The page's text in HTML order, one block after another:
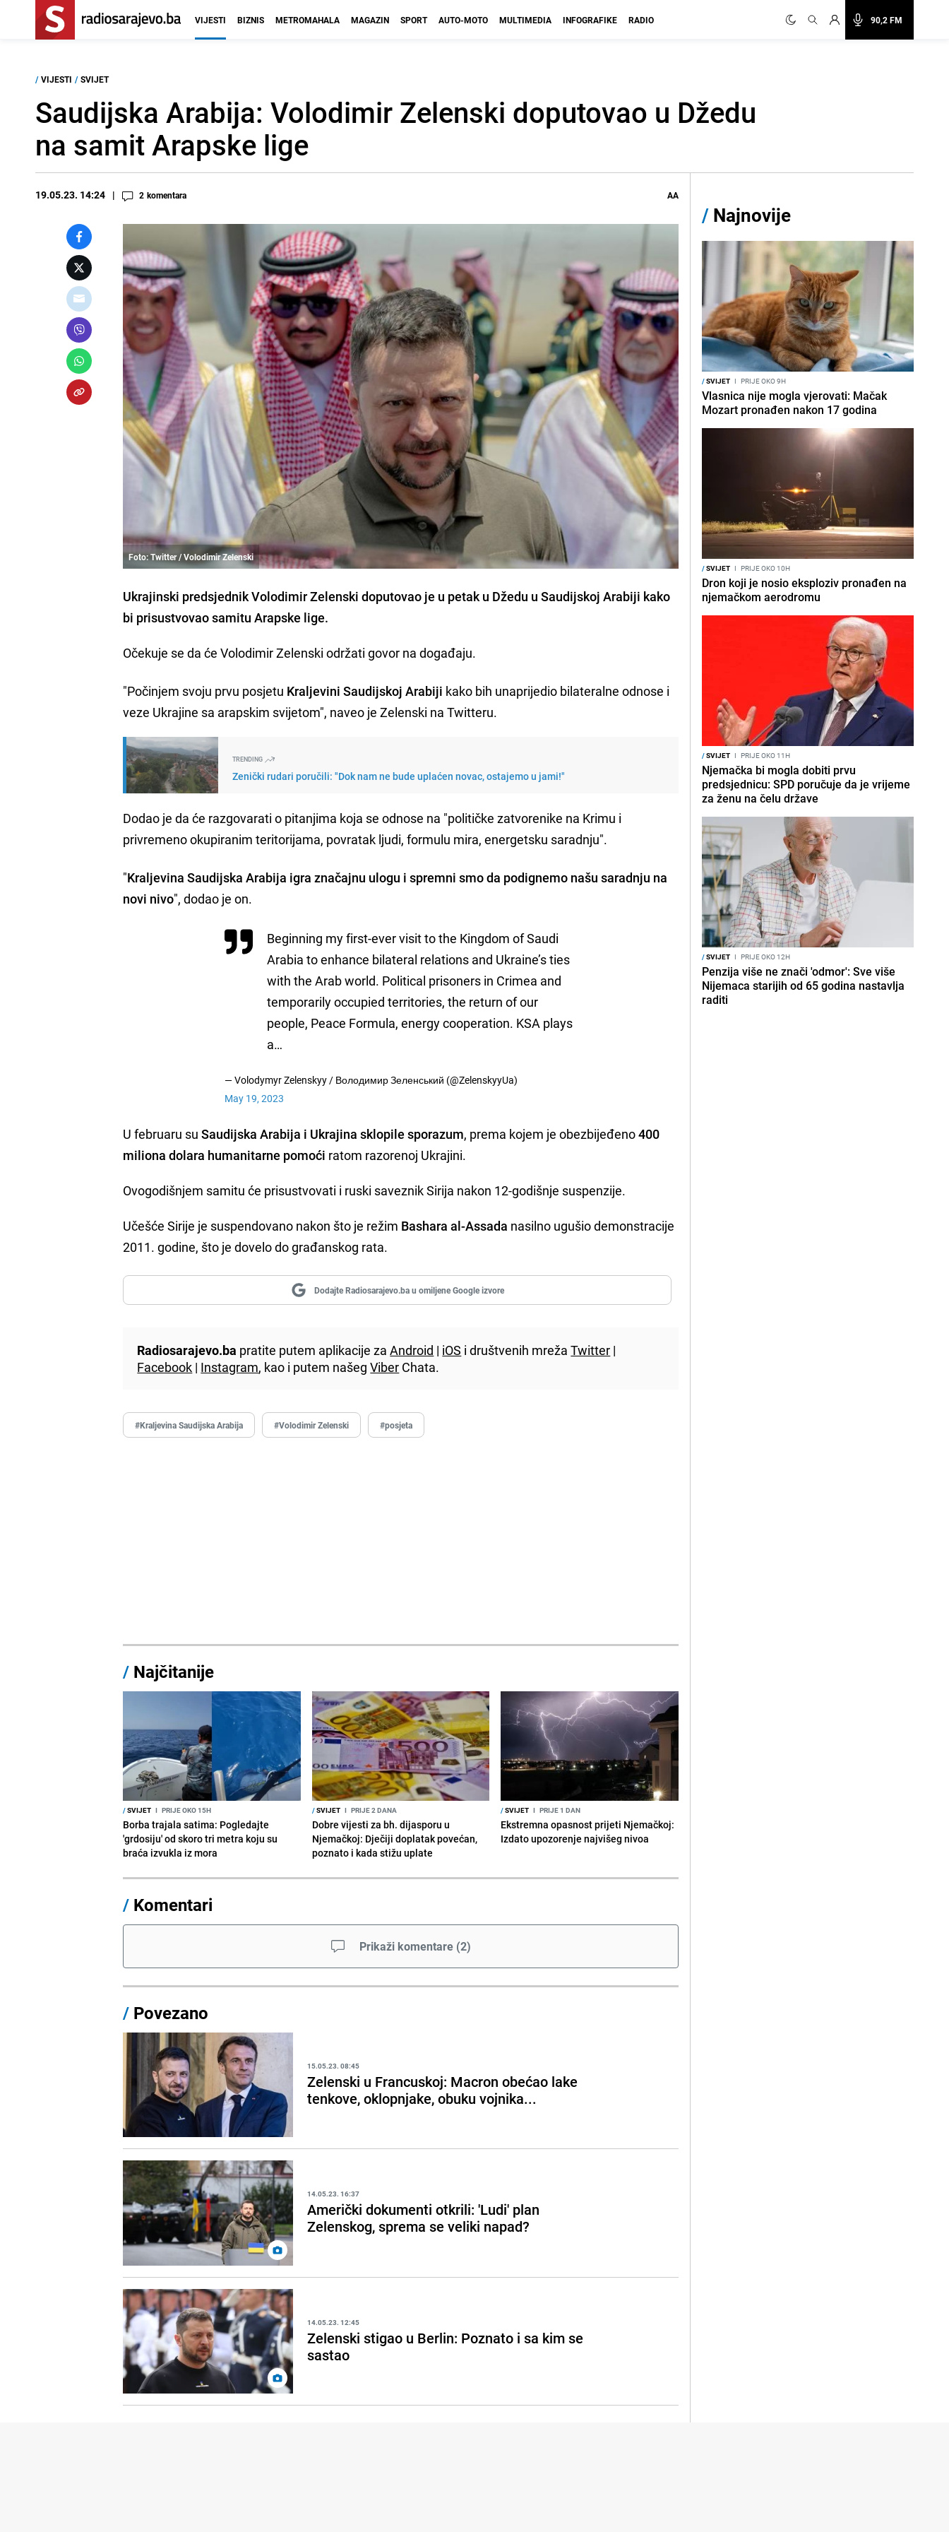
90,2 FM
VIJESTI BIZNIS METROMAHALA MAGAZIN SPORT AUTO-MOTO MULTIMEDIA INFOGRAFIKE RADIO
/ VIJESTI / SVIJET
Saudijska Arabija: Volodimir Zelenski doputovao u Džedu
na samit Arapske lige
19.05.23. 14:24 2 komentara AA
Foto: Twitter / Volodimir Zelenski
Ukrajinski predsjednik Volodimir Zelenski doputovao je u petak u Džedu u Saudijskoj Arabiji kako
bi prisustvovao samitu Arapske lige.
Očekuje se da će Volodimir Zelenski održati govor na događaju.
"Počinjem svoju prvu posjetu Kraljevini Saudijskoj Arabiji kako bih unaprijedio bilateralne odnose i
veze Ukrajine sa arapskim svijetom", naveo je Zelenski na Twitteru.
TRENDING
Zenički rudari poručili: "Dok nam ne bude uplaćen novac, ostajemo u jami!"
Dodao je da će razgovarati o pitanjima koja se odnose na "političke zatvorenike na Krimu i
privremeno okupiranim teritorijama, povratak ljudi, formulu mira, energetsku saradnju".
"Kraljevina Saudijska Arabija igra značajnu ulogu i spremni smo da podignemo našu saradnju na
novi nivo", dodao je on.
Beginning my first-ever visit to the Kingdom of Saudi
Arabia to enhance bilateral relations and Ukraine’s ties
with the Arab world. Political prisoners in Crimea and
temporarily occupied territories, the return of our
people, Peace Formula, energy cooperation. KSA plays
a…
— Volodymyr Zelenskyy / Володимир Зеленський (@ZelenskyyUa)
May 19, 2023
U februaru su Saudijska Arabija i Ukrajina sklopile sporazum, prema kojem je obezbijeđeno400
miliona dolara humanitarne pomoći ratom razorenoj Ukrajini.
Ovogodišnjem samitu će prisustvovati i ruski saveznik Sirija nakon 12-godišnje suspenzije.
Učešće Sirije je suspendovano nakon što je režim Bashara al-Assada nasilno ugušio demonstracije
2011. godine, što je dovelo do građanskog rata.
Dodajte Radiosarajevo.ba u omiljene Google izvore
Radiosarajevo.ba pratite putem aplikacije zaAndroid | iOS i društvenih mrežaTwitter |
Facebook | Instagram, kao i putem našegViber Chata.
#Kraljevina Saudijska Arabija #Volodimir Zelenski #posjeta
/ Najčitanije
/SVIJET I PRIJE OKO 15H
Borba trajala satima: Pogledajte
'grdosiju' od skoro tri metra koju su
braća izvukla iz mora
/SVIJET I PRIJE 2 DANA
Dobre vijesti za bh. dijasporu u
Njemačkoj: Dječiji doplatak povećan,
poznato i kada stižu uplate
/SVIJET I PRIJE 1 DAN
Ekstremna opasnost prijeti Njemačkoj:
Izdato upozorenje najvišeg nivoa
/ Komentari
Prikaži komentare (2)
/ Povezano
15.05.23. 08:45
Zelenski u Francuskoj: Macron obećao lake
tenkove, oklopnjake, obuku vojnika...
14.05.23. 16:37
Američki dokumenti otkrili: 'Ludi' plan
Zelenskog, sprema se veliki napad?
14.05.23. 12:45
Zelenski stigao u Berlin: Poznato i sa kim se
sastao
/ Najnovije
/SVIJET I PRIJE OKO 9H
Vlasnica nije mogla vjerovati: Mačak
Mozart pronađen nakon 17 godina
/SVIJET I PRIJE OKO 10H
Dron koji je nosio eksploziv pronađen na
njemačkom aerodromu
/SVIJET I PRIJE OKO 11H
Njemačka bi mogla dobiti prvu
predsjednicu: SPD poručuje da je vrijeme
za ženu na čelu države
/SVIJET I PRIJE OKO 12H
Penzija više ne znači 'odmor': Sve više
Nijemaca starijih od 65 godina nastavlja
raditi